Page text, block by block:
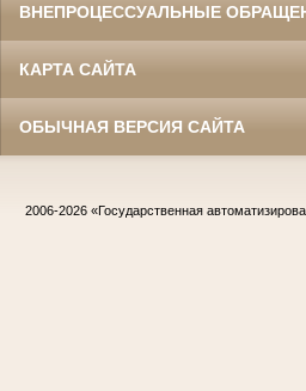
ВНЕПРОЦЕССУАЛЬНЫЕ
КАРТА САЙТА
ОБЫЧНАЯ ВЕРСИЯ САЙТА
2006-2026 «Государственная